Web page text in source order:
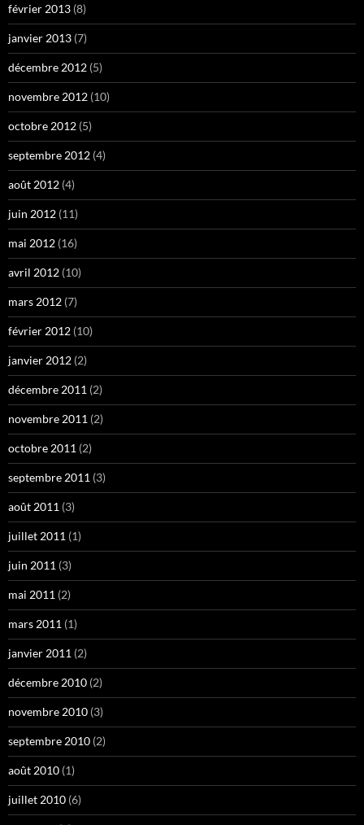
février 2013 (8)
janvier 2013 (7)
décembre 2012 (5)
novembre 2012 (10)
octobre 2012 (5)
septembre 2012 (4)
août 2012 (4)
juin 2012 (11)
mai 2012 (16)
avril 2012 (10)
mars 2012 (7)
février 2012 (10)
janvier 2012 (2)
décembre 2011 (2)
novembre 2011 (2)
octobre 2011 (2)
septembre 2011 (3)
août 2011 (3)
juillet 2011 (1)
juin 2011 (3)
mai 2011 (2)
mars 2011 (1)
janvier 2011 (2)
décembre 2010 (2)
novembre 2010 (3)
septembre 2010 (2)
août 2010 (1)
juillet 2010 (6)